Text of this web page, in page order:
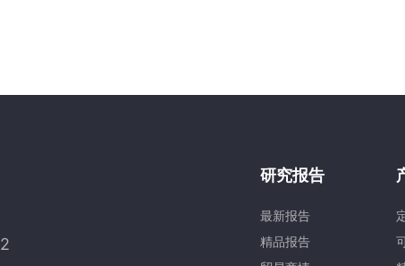
研究报告
最新报告
精品报告